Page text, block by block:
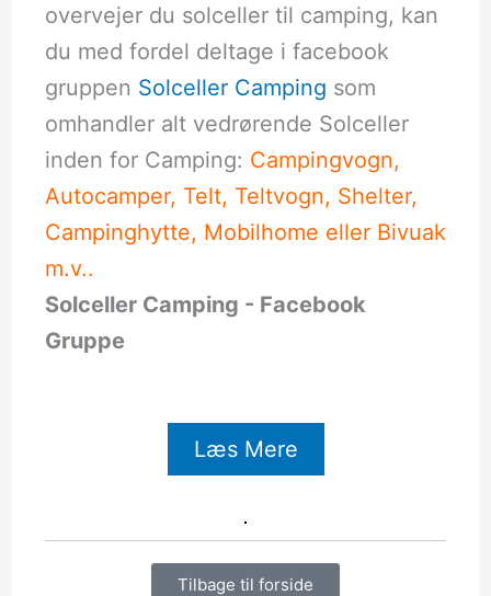
overvejer du solceller til camping, kan
du med fordel deltage i facebook
gruppen Solceller Camping som
omhandler alt vedrørende Solceller
inden for Camping: Campingvogn,
Autocamper, Telt, Teltvogn, Shelter,
Campinghytte, Mobilhome eller Bivuak
m.v..
Solceller Camping - Facebook
Gruppe
Læs Mere
Tilbage til forside